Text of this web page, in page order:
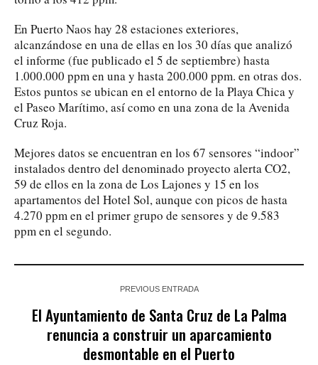
En Puerto Naos hay 28 estaciones exteriores,
alcanzándose en una de ellas en los 30 días que analizó
el informe (fue publicado el 5 de septiembre) hasta
1.000.000 ppm en una y hasta 200.000 ppm. en otras dos.
Estos puntos se ubican en el entorno de la Playa Chica y
el Paseo Marítimo, así como en una zona de la Avenida
Cruz Roja.
Mejores datos se encuentran en los 67 sensores “indoor”
instalados dentro del denominado proyecto alerta CO2,
59 de ellos en la zona de Los Lajones y 15 en los
apartamentos del Hotel Sol, aunque con picos de hasta
4.270 ppm en el primer grupo de sensores y de 9.583
ppm en el segundo.
PREVIOUS ENTRADA
El Ayuntamiento de Santa Cruz de La Palma
renuncia a construir un aparcamiento
desmontable en el Puerto